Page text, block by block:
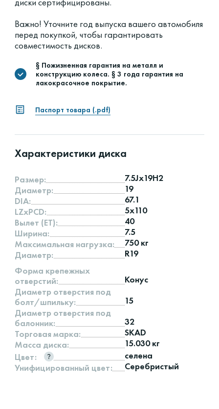
Важно! Уточните год выпуска вашего автомобиля
перед покупкой, чтобы гарантировать
совместимость дисков.
§ Пожизненная гарантия на металл и
конструкцию колеса. § 3 года гарантия на
лакокрасочное покрытие.
Паспорт товара (.pdf)
Характеристики диска
Размер:
7.5Jx19H2
Диаметр:
19
DIA:
67.1
LZxPCD:
5x110
Вылет (ET):
40
Ширина:
7.5
Максимальная нагрузка:
750 кг
Диаметр:
R19
Форма крепежных
отверстий:
Конус
Диаметр отверстия под
болт/шпильку:
15
Диаметр отверстия под
балонник:
32
Торговая марка:
SKAD
Масса диска:
15.030 кг
Цвет:
селена
Унифицированный цвет:
Серебристый